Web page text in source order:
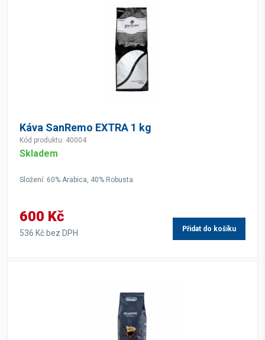
Káva SanRemo EXTRA 1 kg
Kód produktu: 40004
Skladem
Složení: 60% Arabica, 40% Robusta
600 Kč
536 Kč bez DPH Přidat do košíku